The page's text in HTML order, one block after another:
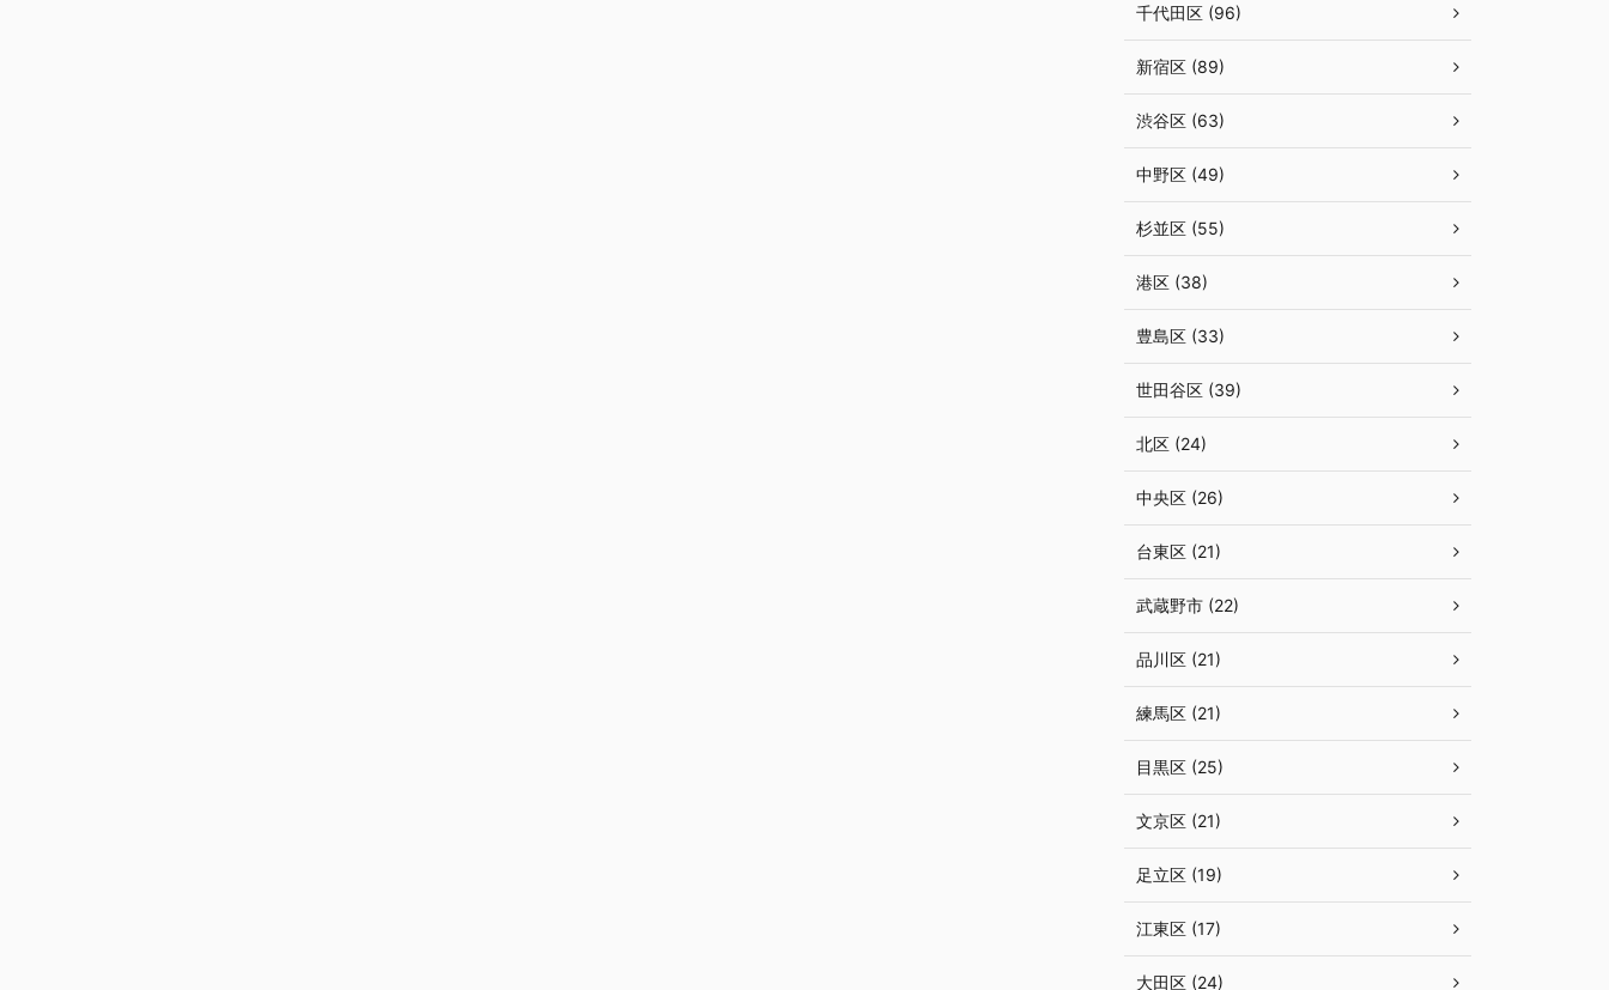
千代田区 (96)
新宿区 (89)
渋谷区 (63)
中野区 (49)
杉並区 (55)
港区 (38)
豊島区 (33)
世田谷区 (39)
北区 (24)
中央区 (26)
台東区 (21)
武蔵野市 (22)
品川区 (21)
練馬区 (21)
目黒区 (25)
文京区 (21)
足立区 (19)
江東区 (17)
大田区 (24)